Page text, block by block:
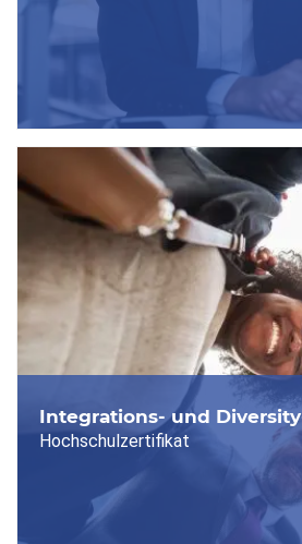
Integrations- und
Hochschulzertifikat